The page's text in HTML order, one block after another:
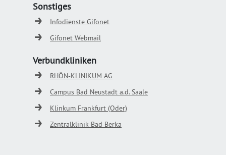
Sonstiges
Infodienste Gifonet
Gifonet Webmail
Verbundkliniken
RHÖN-KLINIKUM AG
Campus Bad Neustadt a.d. Saale
Klinkum Frankfurt (Oder)
Zentralklinik Bad Berka